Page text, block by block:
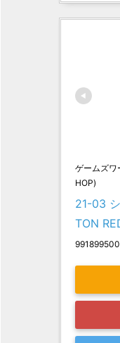
ゲームズワ
HOP)
21-03
TON